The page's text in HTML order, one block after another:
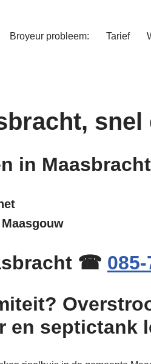
Broyeur probleem: Tarief
snel
in
☎
en septictank